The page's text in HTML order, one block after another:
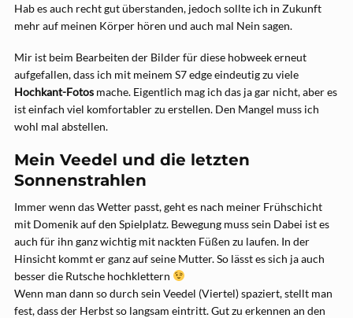
Hab es auch recht gut überstanden, jedoch sollte ich in Zukunft
mehr auf meinen Körper hören und auch mal Nein sagen.
Mir ist beim Bearbeiten der Bilder für diese hobweek erneut
aufgefallen, dass ich mit meinem S7 edge eindeutig zu viele
Hochkant-Fotos mache. Eigentlich mag ich das ja gar nicht, aber es
ist einfach viel komfortabler zu erstellen. Den Mangel muss ich
wohl mal abstellen.
Mein Veedel und die letzten
Sonnenstrahlen
Immer wenn das Wetter passt, geht es nach meiner Frühschicht
mit Domenik auf den Spielplatz. Bewegung muss sein Dabei ist es
auch für ihn ganz wichtig mit nackten Füßen zu laufen. In der
Hinsicht kommt er ganz auf seine Mutter. So lässt es sich ja auch
besser die Rutsche hochklettern
Wenn man dann so durch sein Veedel (Viertel) spaziert, stellt man
fest, dass der Herbst so langsam eintritt. Gut zu erkennen an den